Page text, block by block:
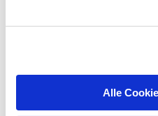
Alle